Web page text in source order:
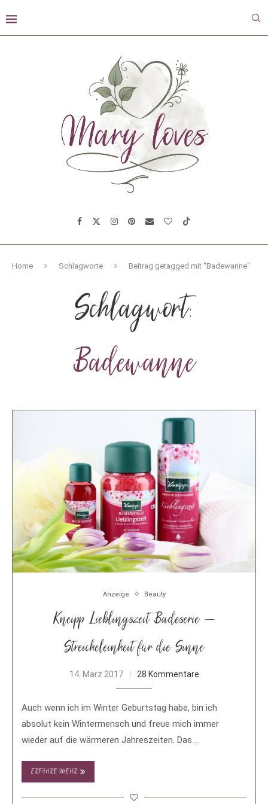
Home Schlagworte Beitrag getagged mit "Badewanne"
Schlagwort:
Badewanne
Anzeige Beauty
Kneipp Lieblingszeit Badeserie –
Streicheleinheit für die Sinne
14. März 2017 28 Kommentare
Auch wenn ich im Winter Geburtstag habe, bin ich
absolut kein Wintermensch und freue mich immer
wieder auf die wärmeren Jahreszeiten. Das …
ERFAHRE MEHR